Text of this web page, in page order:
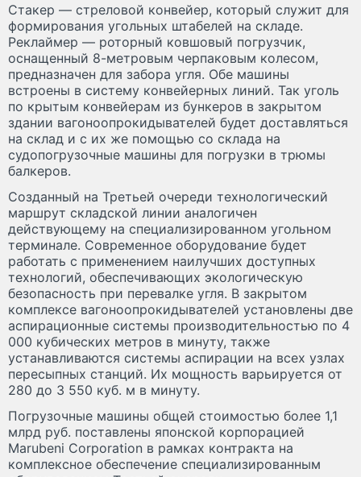
Стакер — стреловой конвейер, который служит для
формирования угольных штабелей на складе.
Реклаймер — роторный ковшовый погрузчик,
оснащенный 8-метровым черпаковым колесом,
предназначен для забора угля. Обе машины
встроены в систему конвейерных линий. Так уголь
по крытым конвейерам из бункеров в закрытом
здании вагоноопрокидывателей будет доставляться
на склад и с их же помощью со склада на
судопогрузочные машины для погрузки в трюмы
балкеров.
Созданный на Третьей очереди технологический
маршрут складской линии аналогичен
действующему на специализированном угольном
терминале. Современное оборудование будет
работать с применением наилучших доступных
технологий, обеспечивающих экологическую
безопасность при перевалке угля. В закрытом
комплексе вагоноопрокидывателей установлены две
аспирационные системы производительностью по 4
000 кубических метров в минуту, также
устанавливаются системы аспирации на всех узлах
пересыпных станций. Их мощность варьируется от
280 до 3 550 куб. м в минуту.
Погрузочные машины общей стоимостью более 1,1
млрд руб. поставлены японской корпорацией
Marubeni Сorporation в рамках контракта на
комплексное обеспечение специализированным